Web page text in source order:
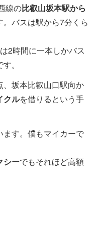
線の比叡山坂本駅から
。バスは駅から7分くら
2時間に一本しかバス
。
坂本比叡山口駅向か
クルを借りるという手
ます。僕もマイカーで
シーでもそれほど高額